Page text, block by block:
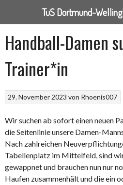
zum
Inhalt
Handball-Damen
Trainer*in
29. November 2023 von Rhoenis007
Wir suchen ab sofort einen neuen
die Seitenlinie unsere Damen-
Nach zahlreichen
Tabellenplatz im Mittelfeld , sind
gewappnet und brauchen nun nur
Haufen zusammenhält und die ein
TuS Dortmund-